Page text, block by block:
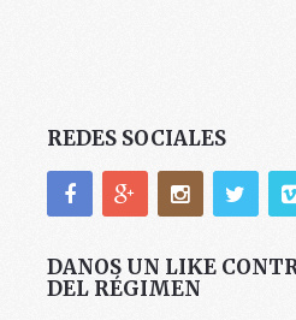
REDES SOCIALES
DANOS UN LIKE
DEL RÉGIMEN